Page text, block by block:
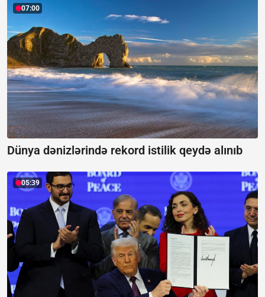
07:00
Dünya dənizlərində rekord istilik qeydə alınıb
05:39